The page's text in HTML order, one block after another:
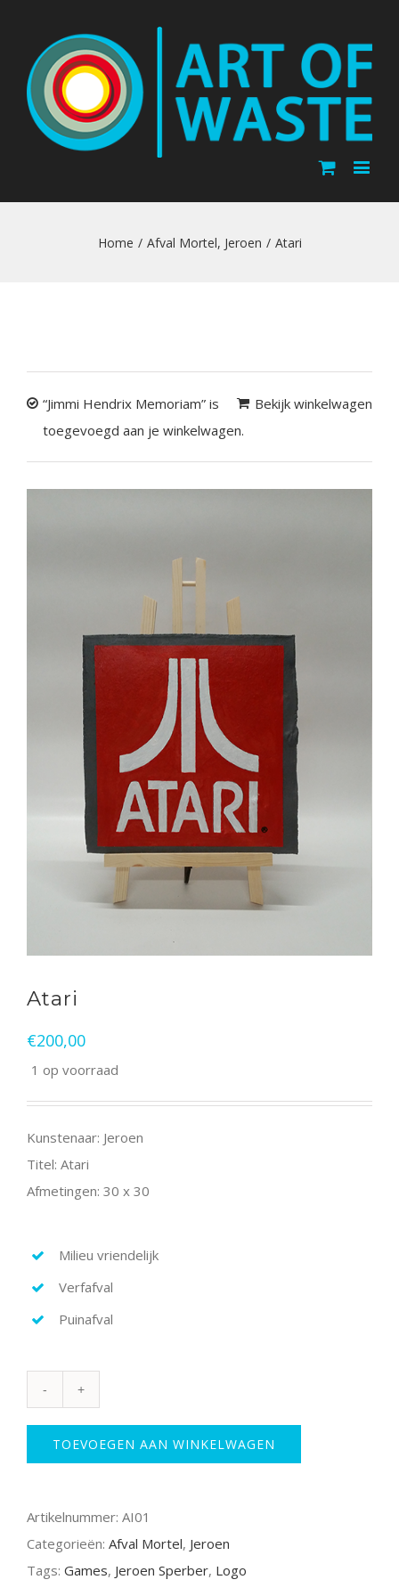
Home / Afval Mortel, Jeroen / Atari
Bekijk winkelwagen
“Jimmi Hendrix Memoriam” is
toegevoegd aan je winkelwagen.
Atari
€200,00
1 op voorraad
Kunstenaar: Jeroen
Titel: Atari
Afmetingen: 30 x 30
Milieu vriendelijk
Verfafval
Puinafval
Atari
aantal
TOEVOEGEN AAN WINKELWAGEN
Artikelnummer: AI01
Categorieën: Afval Mortel, Jeroen
Tags: Games, Jeroen Sperber, Logo